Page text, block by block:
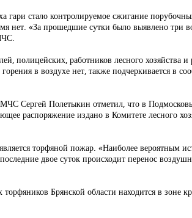
стало контролируемое сжигание
нет. «За прошедшие сутки было выявлено три
полицейских, работников лесного хозяйства
в воздухе нет, также подчеркивается в
Сергей Полетыкин отметил, что в
распоряжение издано в Комитете лесного
торфяной пожар. «Наиболее вероятным
двое суток происходит перенос
Брянской области находится в зоне